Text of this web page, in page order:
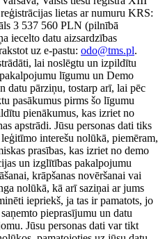
lietas ar numuru KRS:
3 537 560 PLN (pilnībā
iecelto datu aizsardzības
uz e-pastu: odo@tms.pl.
lai noslēgtu un izpildītu
līgumu un Demo
datu pārziņu, tostarp arī, lai pēc
pasākumus pirms šo līgumu
pienākumus, kas izriet no
apstrādi. Jūsu personas dati tiks
interešu nolūkā, piemēram,
prasības, kas izriet no demo
un izglītības pakalpojumu
krāpšanas novēršanai vai
nolūkā, kā arī saziņai ar jums
iepriekš, ja tas ir pamatots, jo
pieprasījumu un datu
Jūsu personas dati var tikt